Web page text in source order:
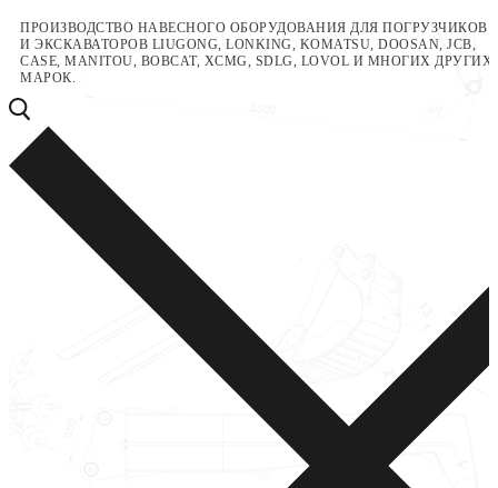
Перейти
содержимому
Меню
Закрыть
ПРОИЗВОДСТВО НАВЕСНОГО ОБОРУДОВАНИЯ ДЛЯ ПОГРУЗЧИКОВ
И ЭКСКАВАТОРОВ LIUGONG, LONKING, KOMATSU, DOOSAN, JCB,
CASE, MANITOU, BOBCAT, XCMG, SDLG, LOVOL И МНОГИХ ДРУГИХ
МАРОК.